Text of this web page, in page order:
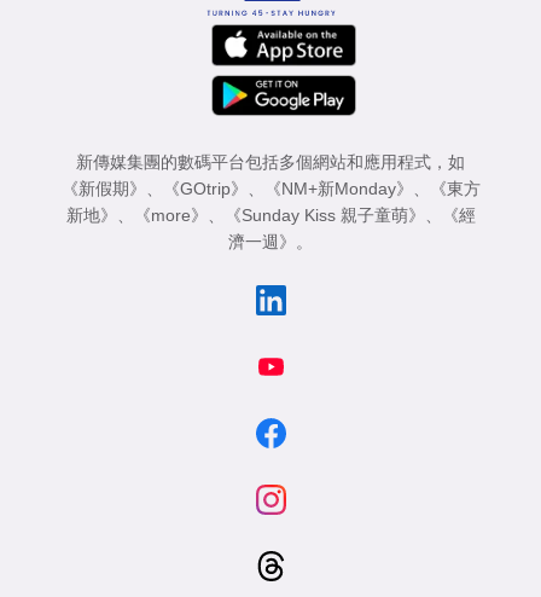
新傳媒集團的數碼平台包括多個網站和應用程式，如
《新假期》
《GOtrip》 《NM+新Monday》
《東方
新地》
《more》 《Sunday Kiss 親子童萌》
《經
濟一週》
。